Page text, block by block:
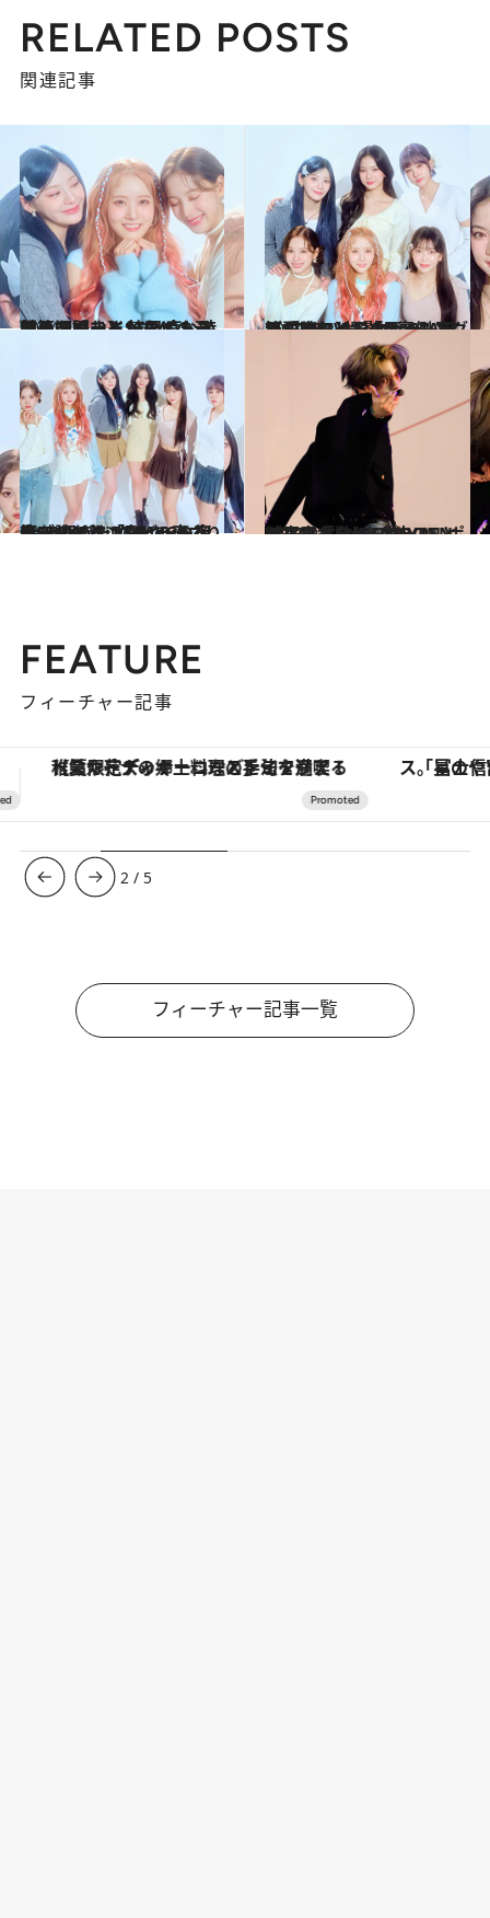
RELATED POSTS
関連記事
2024.4.5
【メンバーインタビュー前篇を読む】STAYCの元気の源は…？ 韓国のおすすめスポットから 癒し時間まで聞きました！
カルチャー 2024.4.5
【STAYCインタビュー前篇を読む】日本3rdシングル『LIT』は 「目でも耳でも楽しめる曲」 STAYCが語るMV撮影の裏側
カルチャー
2024.4.5
【STAYCインタビュー後篇を読む】「Teddy Bear」がTikTokでバズり 大ブレイク！STAYCの宿舎で 起きた“嬉しい変化”とは
カルチャー 2023.9.8
【写真多数】ENHYPENが来日「SUNGHOONと納豆定食を」 「結-YOU-」ショーケースレポ
カルチャー
FEATURE
フィーチャー記事
「星のや富士」でデジタルデトックス。冨士信仰の歴史を辿り、心身を調える。 ヴァシュロン・コンスタンタ
3 / 5
フィーチャー記事一覧